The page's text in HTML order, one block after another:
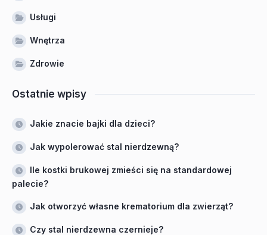
Usługi
Wnętrza
Zdrowie
Ostatnie wpisy
Jakie znacie bajki dla dzieci?
Jak wypolerować stal nierdzewną?
Ile kostki brukowej zmieści się na standardowej
palecie?
Jak otworzyć własne krematorium dla zwierząt?
Czy stal nierdzewna czernieje?